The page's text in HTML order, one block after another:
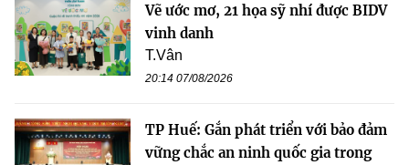
Vẽ ước mơ, 21 họa sỹ nhí được BIDV
vinh danh
T.Vân
20:14 07/08/2026
TP Huế: Gắn phát triển với bảo đảm
vững chắc an ninh quốc gia trong